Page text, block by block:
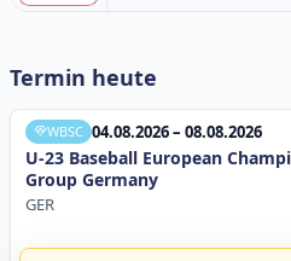
Termin heute
WBSC 04.08.2026 – 08.08.2026
U-23 Baseball European
Group Germany
GER